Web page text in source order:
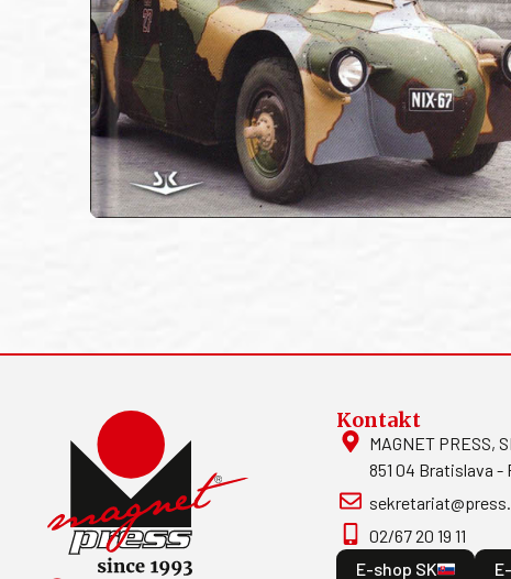
Kontakt
MAGNET PRESS,
851 04 Bratislava -
02/67 20 19 11
E-shop SK